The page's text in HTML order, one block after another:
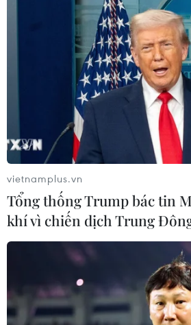
đường bưu chính, chuyển
điều khó khăn cho lực lượng
thị trường. Đặc biệt, trong
vẫn còn nhiều bất cập nên
lợi dụng những kẽ hở trong
Bưu chính để vận chuyển
Ông Nguyễn Thanh Bình
cơ chế thực thi cũng như các
quan, Biên phòng, Quản lý thị
an... nhưng sự phối hợp chia
vẫn còn hạn chế.
tuệ còn nhiều phức tạp và bất
trong tranh chấp về sở hữu trí
khăn, có nhiều vướng mắc
Ngoài ra, một khó khăn nữa
vietnamplus.vn
Tổng thống Trump bác tin
khí vì chiến dịch Trung